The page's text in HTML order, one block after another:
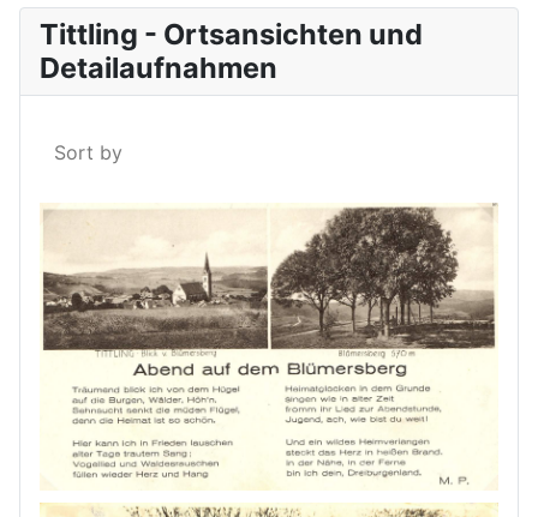
Tittling - Ortsansichten und
Detailaufnahmen
Sort by